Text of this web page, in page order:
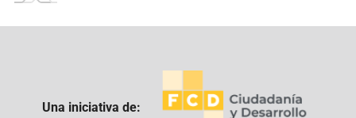
Una iniciativa de: